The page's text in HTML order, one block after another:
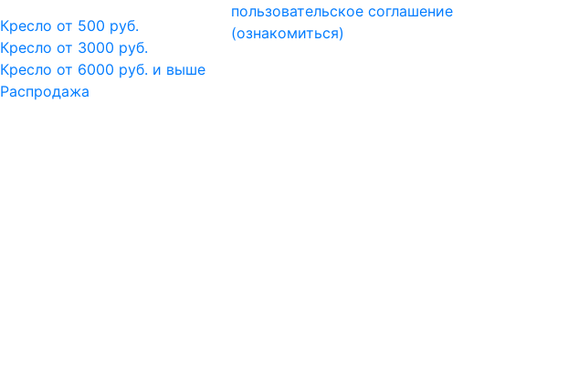
Кресло от 500 руб.
Кресло от 3000 руб.
Кресло от 6000 руб. и выше
Распродажа
пользовательское соглашение
(ознакомиться)